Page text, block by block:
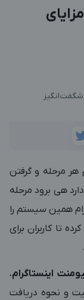
هر مرحله و گرفتن
هی برود مرحله
همین سیستم را
تا کاربران برای
اینستاگرام،
و نحوه دریافت